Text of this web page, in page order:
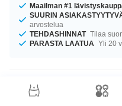
Maailman #1
SUURIN
arvostelua
TEHDASHINNAT Tilaa
PARASTA LAATUA Yli 20